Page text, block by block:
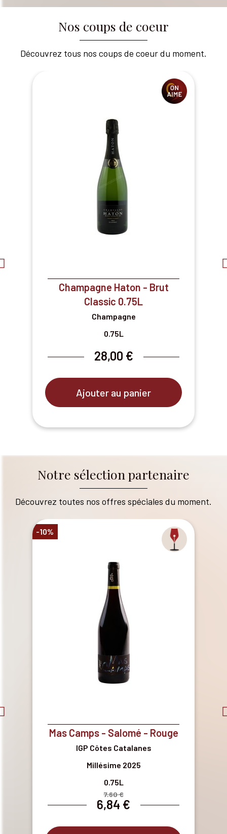
Nos coups de coeur
Découvrez tous nos coups de coeur du moment.
Champagne Haton - Brut
Classic 0.75L
Champagne
0.75L
28,00 €
Ajouter au panier
Notre sélection partenaire
Découvrez toutes nos offres spéciales du moment.
Mas Camps - Salomé - Rouge
IGP Côtes Catalanes
Millésime 2025
0.75L
7,60 €
6,84 €
-10%